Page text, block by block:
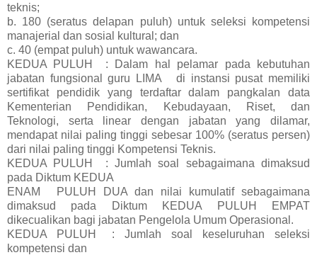
teknis;
b. 180 (seratus delapan puluh) untuk seleksi kompetensi
manajerial dan sosial kultural; dan
c. 40 (empat puluh) untuk wawancara.
KEDUA PULUH
: Dalam hal pelamar pada kebutuhan
jabatan fungsional guru LIMA
di instansi pusat memiliki
sertifikat pendidik yang terdaftar dalam pangkalan data
Kementerian Pendidikan, Kebudayaan, Riset, dan
Teknologi, serta linear dengan jabatan yang dilamar,
mendapat nilai paling tinggi sebesar 100% (seratus persen)
dari nilai paling tinggi Kompetensi Teknis.
KEDUA PULUH
: Jumlah soal sebagaimana dimaksud
pada Diktum KEDUA
ENAM
PULUH DUA dan nilai kumulatif sebagaimana
dimaksud pada Diktum KEDUA PULUH EMPAT
dikecualikan bagi jabatan Pengelola Umum Operasional.
KEDUA PULUH
: Jumlah soal keseluruhan seleksi
kompetensi dan